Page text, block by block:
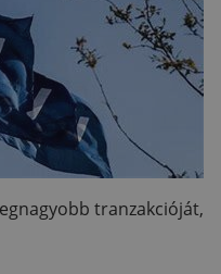
tranzakcióját,